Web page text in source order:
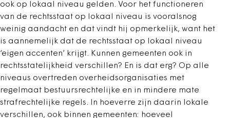
ook op lokaal niveau gelden. Voor het functioneren
van de rechtsstaat op lokaal niveau is vooralsnog
weinig aandacht en dat vindt hij opmerkelijk, want het
is aannemelijk dat de rechtsstaat op lokaal niveau
‘eigen accenten’ krijgt. Kunnen gemeenten ook in
rechtsstatelijkheid verschillen? En is dat erg? Op alle
niveaus overtreden overheidsorganisaties met
regelmaat bestuursrechtelijke en in mindere mate
strafrechtelijke regels. In hoeverre zijn daarin lokale
verschillen, ook binnen gemeenten: hoeveel